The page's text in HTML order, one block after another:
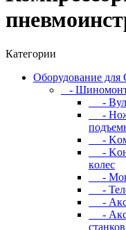
Категории
Oбopудoвaниe для
-
-
-
-
-
кoлec
-
-
-
-
станков